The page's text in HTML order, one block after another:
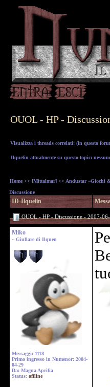
OUOL - HP -
Visualizza i threads correlati: (in questo
Ilquelin attualmente su questo topic:
Home >> [Mittalmar] >> Andustar ~Giochi
Discussione
ID-Ilquelin
OUOL - HP - Discussione - 2007-
Miko
~ Giullare di Ilquen
Messaggi: 1118
Primo ingresso in Numenor: 2004-
04-29
Da: Magna Aprilia
Status: offline